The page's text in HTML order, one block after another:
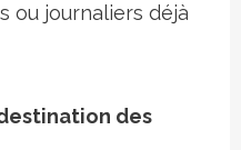
ou journaliers déjà
des